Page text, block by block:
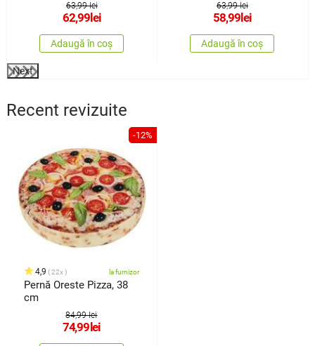
63,99 lei
62,99 lei
Adaugă în coș
63,99 lei
58,99 lei
Adaugă în coș
Next
Recent revizuite
-12%
4,9 22x la furnizor
Pernă Oreste Pizza, 38
cm
84,99 lei
74,99lei